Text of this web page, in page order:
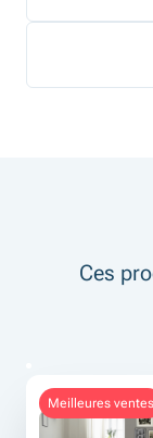
Ces
meilleures ventes